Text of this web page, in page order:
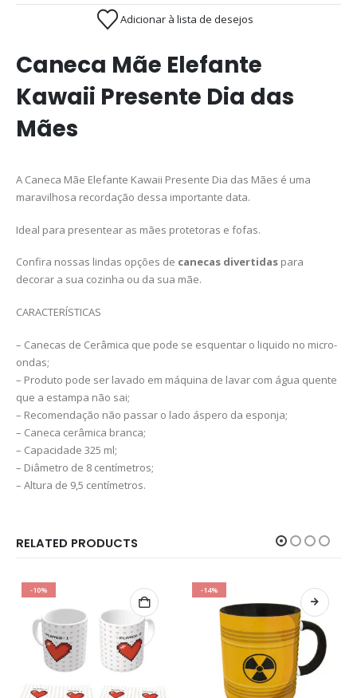
Adicionar à lista de desejos
Caneca Mãe Elefante
Kawaii Presente Dia das
Mães
A Caneca Mãe Elefante Kawaii Presente Dia das Mães é uma
maravilhosa recordação dessa importante data.
Ideal para presentear as mães protetoras e fofas.
Confira nossas lindas opções de canecas divertidas para
decorar a sua cozinha ou da sua mãe.
CARACTERÍSTICAS
– Canecas de Cerâmica que pode se esquentar o liquido no micro-
ondas;
– Produto pode ser lavado em máquina de lavar com água quente
que a estampa não sai;
– Recomendação não passar o lado áspero da esponja;
– Caneca cerâmica branca;
– Capacidade 325 ml;
– Diâmetro de 8 centímetros;
– Altura de 9,5 centímetros.
RELATED PRODUCTS
-10% -14%